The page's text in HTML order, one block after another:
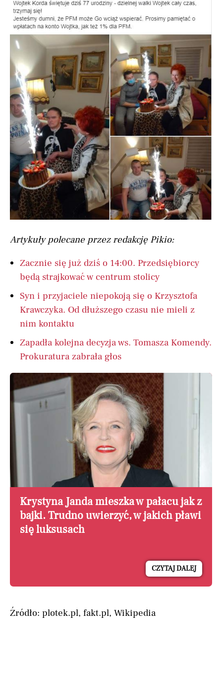
Artykuły polecane przez redakcję Pikio:
Zacznie się już dziś o 14:00. Przedsiębiorcy
będą strajkować w centrum stolicy
Syn i przyjaciele niepokoją się o Krzysztofa
Krawczyka. Od dłuższego czasu nie mieli z
nim kontaktu
Zapadła kolejna decyzja ws. Tomasza Komendy.
Prokuratura zabrała głos
Krystyna Janda mieszka w pałacu jak z
bajki. Trudno uwierzyć, w jakich pławi
się luksusach
CZYTAJ DALEJ
Źródło: plotek.pl, fakt.pl, Wikipedia